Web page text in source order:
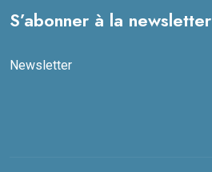
S’abonner à la newsletter
Newsletter